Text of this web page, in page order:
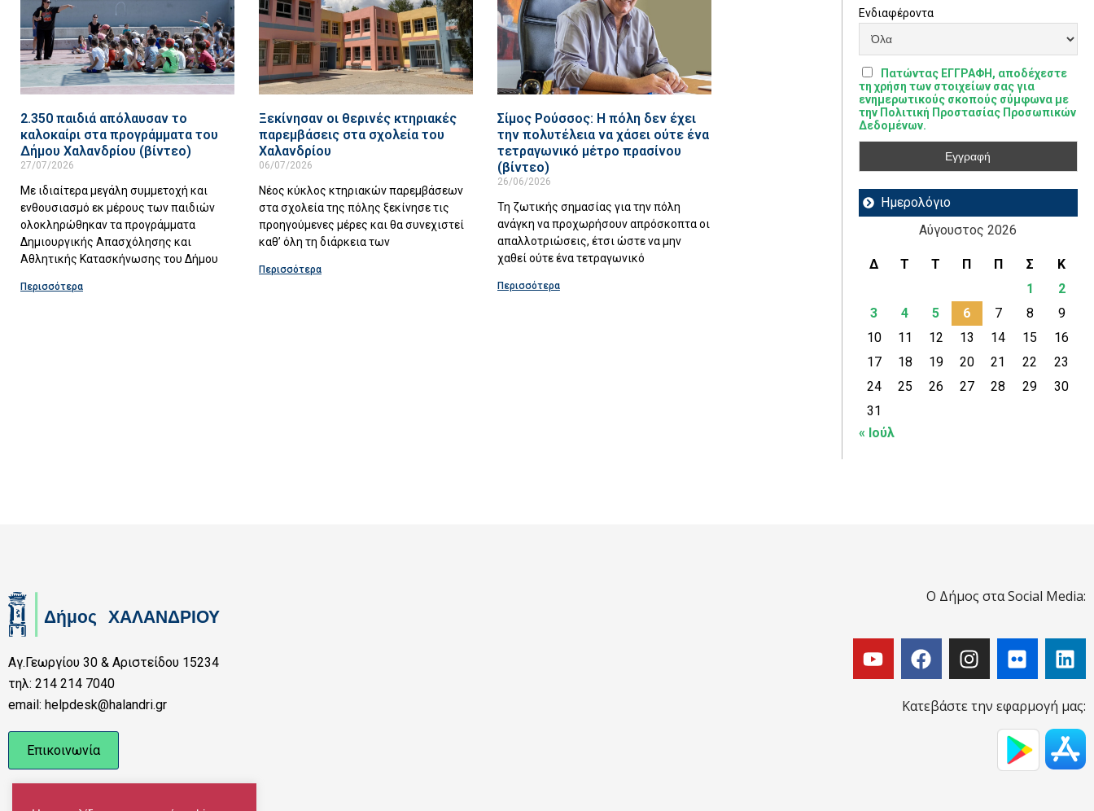
2.350 παιδιά απόλαυσαν το
καλοκαίρι στα προγράμματα του
Δήμου Χαλανδρίου (βίντεο)
27/07/2026
Με ιδιαίτερα μεγάλη συμμετοχή και
ενθουσιασμό εκ μέρους των παιδιών
ολοκληρώθηκαν τα προγράμματα
Δημιουργικής Απασχόλησης και
Αθλητικής Κατασκήνωσης του Δήμου
Περισσότερα
Ξεκίνησαν οι θερινές κτηριακές
παρεμβάσεις στα σχολεία του
Χαλανδρίου
06/07/2026
Νέος κύκλος κτηριακών παρεμβάσεων
στα σχολεία της πόλης ξεκίνησε τις
προηγούμενες μέρες και θα συνεχιστεί
καθ’ όλη τη διάρκεια των
Περισσότερα
Σίμος Ρούσσος: Η πόλη δεν έχει
την πολυτέλεια να χάσει ούτε ένα
τετραγωνικό μέτρο πρασίνου
(βίντεο)
26/06/2026
Τη ζωτικής σημασίας για την πόλη
ανάγκη να προχωρήσουν απρόσκοπτα οι
απαλλοτριώσεις, έτσι ώστε να μην
χαθεί ούτε ένα τετραγωνικό
Περισσότερα
Ενδιαφέροντα
Πατώντας ΕΓΓΡΑΦΗ, αποδέχεστε
τη χρήση των στοιχείων σας για
ενημερωτικούς σκοπούς σύμφωνα με
την Πολιτική Προστασίας Προσωπικών
Δεδομένων.
Ημερολόγιο
Αύγουστος 2026
Δ Τ Τ Π Π Σ
Κ
1
2
3
4 5 6 7 8
9
10
11 12 13 14 15
16
17
18 19 20 21 22
23
24
25 26 27 28 29
30
31
« Ιούλ
Αγ.Γεωργίου 30 & Αριστείδου 15234
τηλ: 214 214 7040
email: helpdesk@halandri.gr
Επικοινωνία
Ο Δήμος στα Social Media:
Κατεβάστε την εφαρμογή μας: